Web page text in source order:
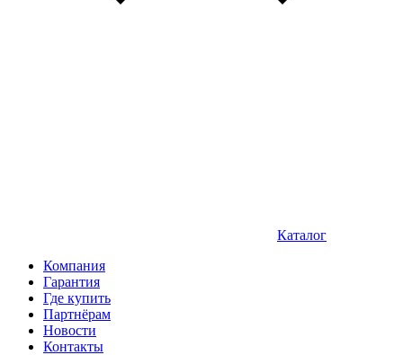
Каталог
Компания
Гарантия
Где купить
Партнёрам
Новости
Контакты